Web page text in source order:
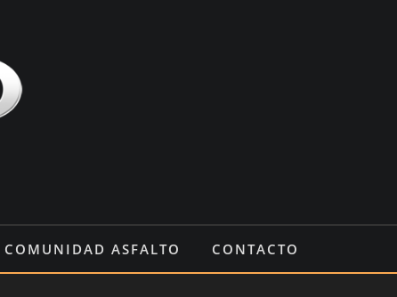
COMUNIDAD ASFALTO CONTACTO